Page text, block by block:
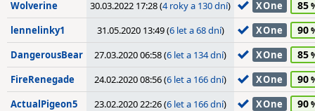
Wolverine
30.03.2022 17:28 (4 roky a 130 dní) XOne 85
lennelinky1 31.05.2020 13:49 (6 let a 68 dní) XOne 90
DangerousBear 27.03.2020 06:58 (6 let a 134 dní) XOne 85
FireRenegade 24.02.2020 08:56 (6 let a 166 dní) XOne 90
ActualPigeon5 23.02.2020 22:26 (6 let a 166 dní) XOne 90